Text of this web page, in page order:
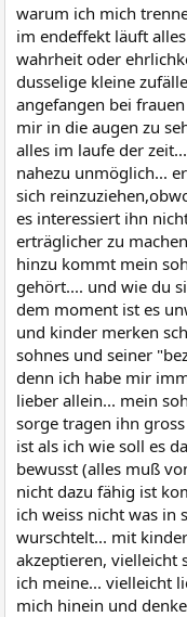
warum ich mich
im endeffekt läuft
wahrheit oder
dusselige kleine
angefangen bei
mir in die augen zu
alles im laufe der
nahezu unmöglich...
sich
es interessiert ihn
erträglicher zu
hinzu kommt mein
gehört.... und wie du
dem moment ist es
und kinder merken
sohnes und seiner
denn ich habe mir
lieber allein... mein
sorge tragen ihn
ist als ich wie soll es
bewusst (alles muß
nicht dazu fähig ist
ich weiss nicht was in
wurschtelt... mit
akzeptieren, vielleicht
ich meine... vielleicht
mich hinein und